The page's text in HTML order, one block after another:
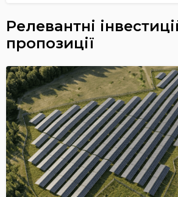
Релевантні
пропозиції